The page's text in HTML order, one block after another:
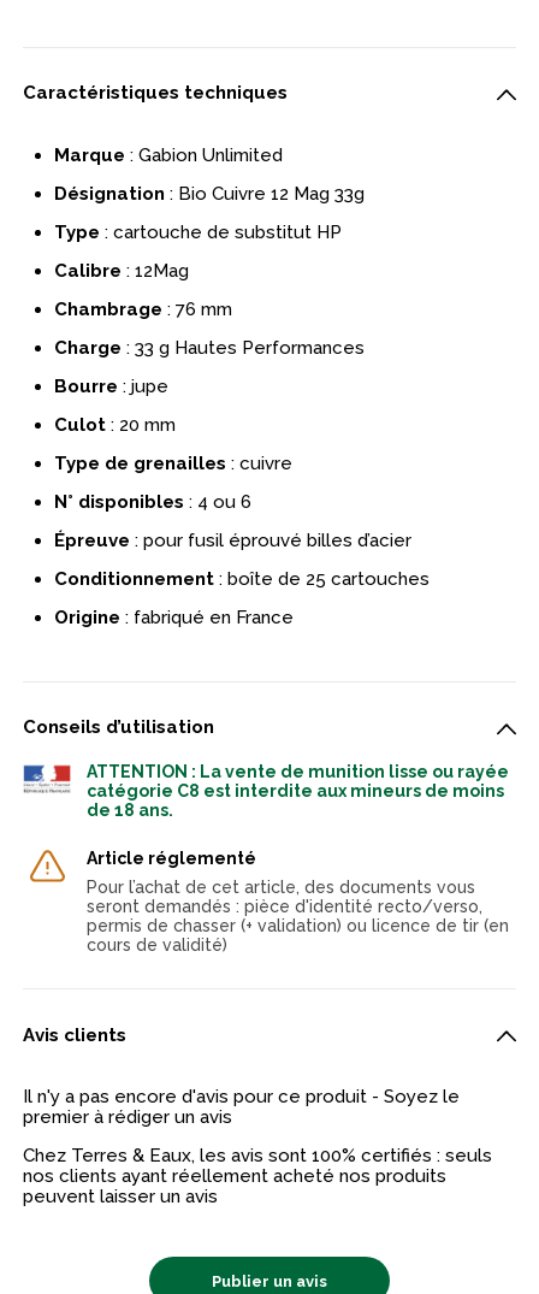
Caractéristiques techniques
Marque : Gabion Unlimited
Désignation : Bio Cuivre 12 Mag 33g
Type : cartouche de substitut HP
Calibre : 12Mag
Chambrage : 76 mm
Charge : 33 g Hautes Performances
Bourre : jupe
Culot : 20 mm
Type de grenailles : cuivre
N° disponibles : 4 ou 6
Épreuve : pour fusil éprouvé billes d’acier
Conditionnement : boîte de 25 cartouches
Origine : fabriqué en France
Conseils d’utilisation
ATTENTION : La vente de munition lisse ou rayée
catégorie C8 est interdite aux mineurs de moins
de 18 ans.
Article réglementé
Pour l’achat de cet article, des documents vous
seront demandés : pièce d'identité recto/verso,
permis de chasser (+ validation) ou licence de tir (en
cours de validité)
Avis clients
Il n'y a pas encore d'avis pour ce produit - Soyez le
premier à rédiger un avis
Chez Terres & Eaux, les avis sont 100% certifiés : seuls
nos clients ayant réellement acheté nos produits
peuvent laisser un avis
Publier un avis